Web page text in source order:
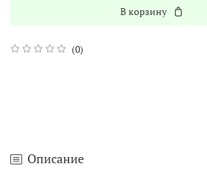
(0)
В корзину
Описание